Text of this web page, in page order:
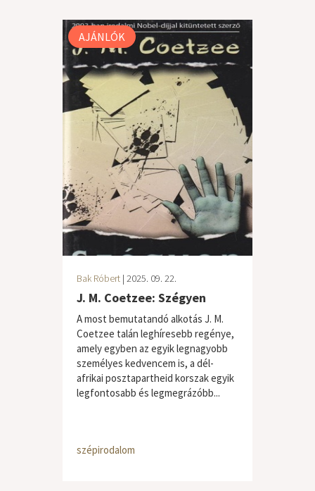
AJÁNLÓK
Bak Róbert | 2025. 09. 22.
J. M. Coetzee: Szégyen
A most bemutatandó alkotás J. M.
Coetzee talán leghíresebb regénye,
amely egyben az egyik legnagyobb
személyes kedvencem is, a dél-
afrikai posztapartheid korszak egyik
legfontosabb és legmegrázóbb...
szépirodalom